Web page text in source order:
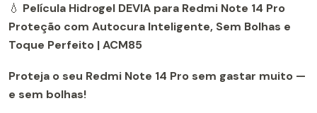
💧 Película Hidrogel DEVIA para Redmi Note 14 Pro
Proteção com Autocura Inteligente, Sem Bolhas e
Toque Perfeito | ACM85
Proteja o seu Redmi Note 14 Pro sem gastar muito —
e sem bolhas!